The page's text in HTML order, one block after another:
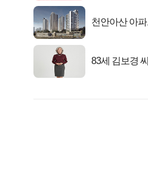
천안아산 아
83세 김보경